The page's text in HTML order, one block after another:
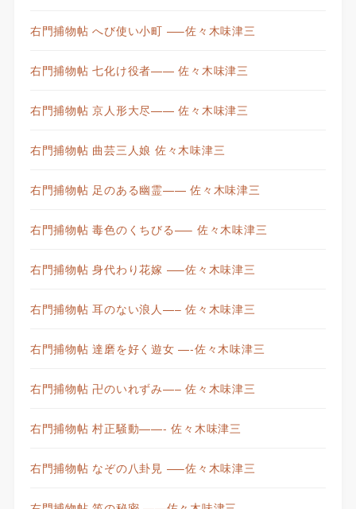
右門捕物帖 へび使い小町 —–佐々木味津三
右門捕物帖 七化け役者—— 佐々木味津三
右門捕物帖 京人形大尽—— 佐々木味津三
右門捕物帖 曲芸三人娘 佐々木味津三
右門捕物帖 足のある幽霊—— 佐々木味津三
右門捕物帖 毒色のくちびる—– 佐々木味津三
右門捕物帖 身代わり花嫁 —–佐々木味津三
右門捕物帖 耳のない浪人—– 佐々木味津三
右門捕物帖 達磨を好く遊女 —-佐々木味津三
右門捕物帖 卍のいれずみ—– 佐々木味津三
右門捕物帖 村正騒動——- 佐々木味津三
右門捕物帖 なぞの八卦見 —–佐々木味津三